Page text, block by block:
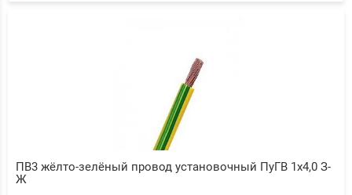
ПВ3 жёлто-зелёный провод установочный ПуГВ 1х4,0 З-
Ж